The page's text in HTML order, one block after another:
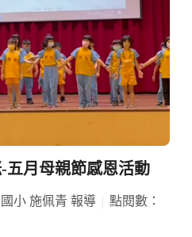
五月母親節感恩活動
小 施佩青 報導
點閱數：